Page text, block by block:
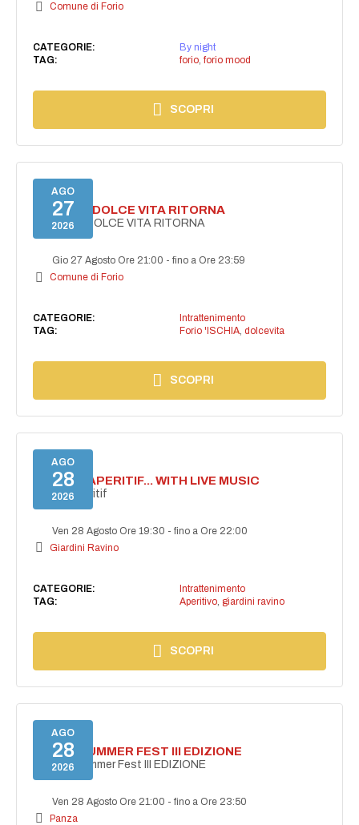
Comune di Forio
CATEGORIE:
By night
TAG:
forio, forio mood
SCOPRI
AGO
27
2026
FORIO LA DOLCE VITA RITORNA
FORIO LA DOLCE VITA RITORNA
Gio 27 Agosto Ore 21:00 -fino a Ore 23:59
Comune di Forio
CATEGORIE:
Intrattenimento
TAG:
Forio 'ISCHIA, dolcevita
SCOPRI
AGO
28
2026
SECRET APERITIF... WITH LIVE MUSIC
Secret aperitif
Ven 28 Agosto Ore 19:30 -fino a Ore 22:00
Giardini Ravino
CATEGORIE:
Intrattenimento
TAG:
Aperitivo, giardini ravino
SCOPRI
AGO
28
2026
PANZA SUMMER FEST III EDIZIONE
PANZA Summer Fest III EDIZIONE
Ven 28 Agosto Ore 21:00 -fino a Ore 23:50
Panza